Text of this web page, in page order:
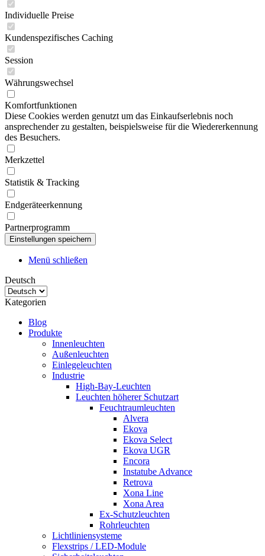
Individuelle Preise
Kundenspezifisches Caching
Session
Währungswechsel
Komfortfunktionen
Diese Cookies werden genutzt um das Einkaufserlebnis noch
ansprechender zu gestalten, beispielsweise für die Wiedererkennung
des Besuchers.
Merkzettel
Statistik & Tracking
Endgeräteerkennung
Partnerprogramm
Menü schließen
Deutsch
Kategorien
Blog
Produkte
Innenleuchten
Außenleuchten
Einlegeleuchten
Industrie
High-Bay-Leuchten
Leuchten höherer Schutzart
Feuchtraumleuchten
Alvera
Ekova
Ekova Select
Ekova UGR
Encora
Instatube Advance
Retrova
Xona Line
Xona Area
Ex-Schutzleuchten
Rohrleuchten
Lichtliniensysteme
Flexstrips / LED-Module